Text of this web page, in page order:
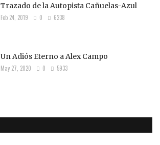
Trazado de la Autopista Cañuelas-Azul
Feb 24, 2019 0 6238
Un Adiós Eterno a Alex Campo
May 27, 2020 0 5933